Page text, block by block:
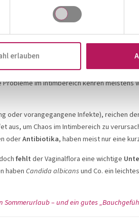
erlauben
Frauen haben häufig
anderen Problemen zu
in
und führen oftmals zubakterieller Vaginose
im Intimbereich kehren
oder vorangegangene Infekte), reichen
um Chaos im Intimbereich zu
oderAntibiotika, haben meist nur eine
fehltder Vaginalflora eine wichtige
habenCandida albicansund Co. ein
– und ein gutes